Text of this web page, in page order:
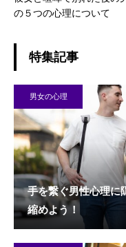
の５つの心理について
特集記事
男女の心理
手を繋ぐ男性心理に
縮めよう！